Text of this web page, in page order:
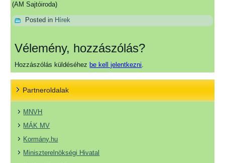
(AM Sajtóiroda)
Posted in Hírek
Vélemény, hozzászólás?
Hozzászólás küldéséhez be kell jelentkezni.
Partneroldalak
MNVH
MÁK MV
Kormány.hu
Miniszterelnökségi Hivatal